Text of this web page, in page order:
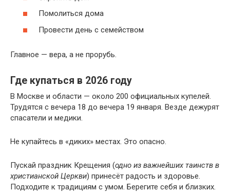
Помолиться дома
Провести день с семейством
Главное — вера, а не прорубь.
Где купаться в 2026 году
В Москве и области — около 200 официальных купелей.
Трудятся с вечера 18 до вечера 19 января. Везде дежурят
спасатели и медики.
Не купайтесь в «диких» местах. Это опасно.
Пускай праздник Крещения (одно из важнейших таинств в
христианской Церкви) принесёт радость и здоровье.
Подходите к традициям с умом. Берегите себя и близких.